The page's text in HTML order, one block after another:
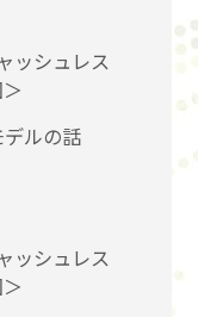
ッシュレス
＞
ルの話
ッシュレス
＞